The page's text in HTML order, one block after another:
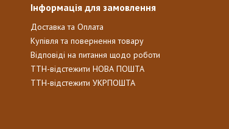
Інформація для замовлення
Доставка та Оплата
Купівля та повернення товару
Відповіді на питання щодо роботи
ТТН-відстежити НОВА ПОШТА
ТТН-відстежити УКРПОШТА